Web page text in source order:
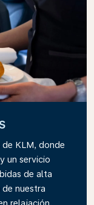
KLM, donde
un servicio
de alta
nuestra
relajación.